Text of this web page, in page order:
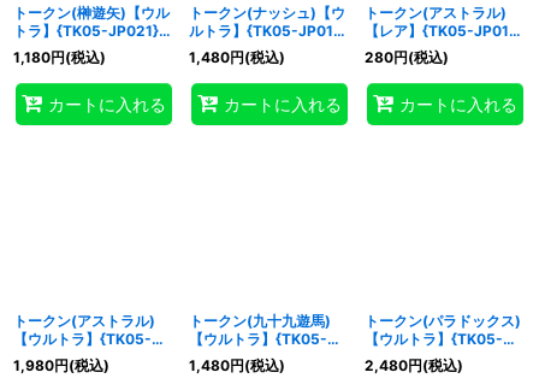
トークン(榊遊矢)【ウル
トラ】{TK05-JP021}
《トークン》
1,180円(税込)
カートに入れる
トークン(ナッシュ)【ウ
ルトラ】{TK05-JP019}
《トークン》
1,480円(税込)
カートに入れる
トークン(アストラル)
【レア】{TK05-JP018}
《トークン》
280円(税込)
カートに入れる
トークン(アストラル)
【ウルトラ】{TK05-
JP018}《トークン》
1,980円(税込)
トークン(九十九遊馬)
【ウルトラ】{TK05-
JP017}《トークン》
1,480円(税込)
トークン(パラドックス)
【ウルトラ】{TK05-
JP016}《トークン》
2,480円(税込)